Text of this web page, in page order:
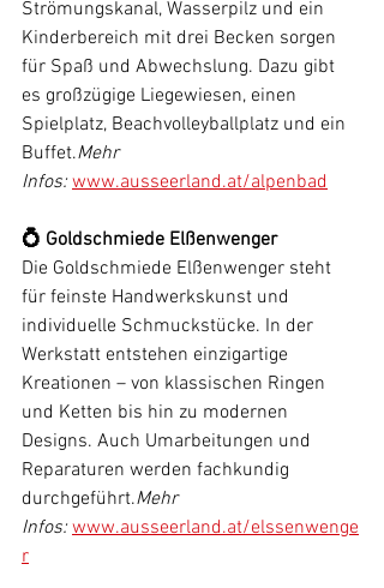
Strömungskanal, Wasserpilz und ein
Kinderbereich mit drei Becken sorgen
für Spaß und Abwechslung. Dazu gibt
es großzügige Liegewiesen, einen
Spielplatz, Beachvolleyballplatz und ein
Buffet.Mehr
Infos: www.ausseerland.at/alpenbad
💍 Goldschmiede Elßenwenger
Die Goldschmiede Elßenwenger steht
für feinste Handwerkskunst und
individuelle Schmuckstücke. In der
Werkstatt entstehen einzigartige
Kreationen – von klassischen Ringen
und Ketten bis hin zu modernen
Designs. Auch Umarbeitungen und
Reparaturen werden fachkundig
durchgeführt.Mehr
Infos: www.ausseerland.at/elssenwenge
r